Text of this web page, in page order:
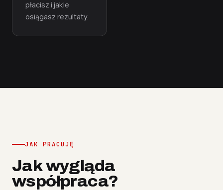
płacisz i jakie
osiągasz rezultaty.
JAK PRACUJĘ
Jak wygląda
współpraca?